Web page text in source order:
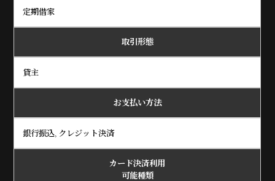
定期借家
取引形態
貸主
お支払い方法
銀行振込, クレジット決済
カード決済利用
可能種類